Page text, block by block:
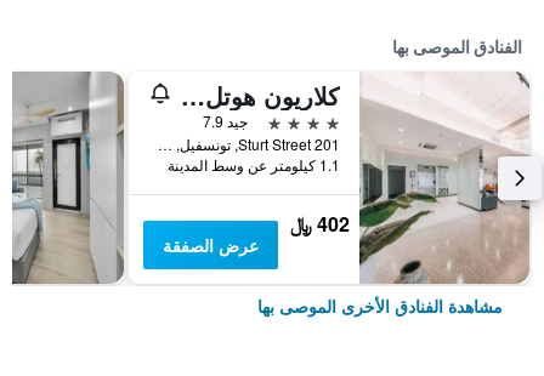
الفنادق الموصى بها
كلاريون هوتل تاونزفيل
4 نجوم
جيد 7.9
201 Sturt Street, تونسفيل, QLD, أستراليا
1.1 كيلومتر عن وسط المدينة
402 ﷼
عرض الصفقة
مشاهدة الفنادق الأخرى الموصى بها